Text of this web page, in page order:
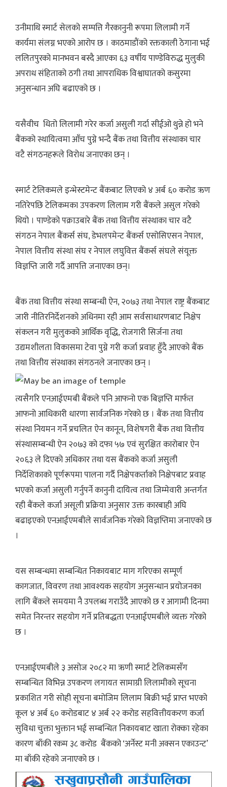
उनीमाथि स्मार्ट सेलको सम्पत्ति गैरकानुनी रूपमा लिलामी गर्ने
कार्यमा संलग्न भएको आरोप छ । काठमाडौंको रक्तकाली ठेगाना भई
ललितपुरको मानभवन बस्दै आएका ६३ वर्षीय पाण्डेविरुद्ध मुलुकी
अपराध संहिताको ठगी तथा आपराधिक विश्वाघातको कसुरमा
अनुसन्धान अघि बढाएको छ ।
यसैवीच धितो लिलामी गरेर कर्जा असुली गर्दा सीईओ थुन्ने हो भने
बैंकको स्थायित्वमा आँच पुग्ने भन्दै बैंक तथा वित्तीय संस्थाका चार
वटै संगठनहरूले विरोध जनाएका छन् ।
स्मार्ट टेलिकमले इन्भेस्टमेन्ट बैंकबाट लिएको ४ अर्ब ६० करोड ऋण
नतिरेपछि टेलिकमका उपकरण लिलाम गरी बैंकले असुल गरेको
थियो । पाण्डेको पक्राउबारे बैंक तथा वित्तीय संस्थाका चार वटै
संगठन नेपाल बैंकर्स संघ, डेभलपमेन्ट बैंकर्स एसोसिएसन नेपाल,
नेपाल वित्तीय संस्था संघ र नेपाल लघुवित्त बैंकर्स संघले संयूक्त
विज्ञप्ति जारी गर्दै आपत्ति जनाएका छन्।
बैंक तथा वित्तीय संस्था सम्बन्धी ऐन, २०७३ तथा नेपाल राष्ट्र बैंकबाट
जारी नीतिरनिर्देशनको अधिनमा रही आम सर्वसाधारणबाट निक्षेप
संकलन गरी मुलुकको आर्थिक वृद्धि, रोजगारी सिर्जना तथा
उद्यमशीलता विकासमा टेवा पुग्ने गरी कर्जा प्रवाह हुँदै आएको बैंक
तथा वित्तीय संस्थाका संगठनले जनाएका छन् ।
त्यसैगरि एनआईएमबी बैंकले पनि आफनो एक बिज्ञप्ति मार्फत
आफनो आधिकारी धारणा सार्वजनिक गरेको छ । बैंक तथा वित्तीय
संस्था नियमन गर्ने प्रचलित ऐन कानून, विशेषगरी बैंक तथा वित्तीय
संस्थासम्बन्धी ऐन २०७३ को दफा ५७ एवं सुरक्षित कारोबार ऐन
२०६३ ले दिएको अधिकार तथा यस बैंकको कर्जा असुली
निर्देशिकाको पूर्णरूपमा पालना गर्दै निक्षेपकर्ताको निक्षेपबाट प्रवाह
भएको कर्जा असुली गर्नुपर्ने कानुनी दायित्व तथा जिम्मेवारी अन्तर्गत
रही बैंकले कर्जा असूली प्रक्रिया अनुसार उक्त कारबाही अघि
बढाइएको एनआईएमबीले सार्वजनिक गरेको विज्ञप्तिमा जनाएको छ
।
यस सम्बन्धमा सम्बन्धित निकायबाट माग गरिएका सम्पूर्ण
कागजात, विवरण तथा आवश्यक सहयोग अनुसन्धान प्रयोजनका
लागि बैंकले समयमा नै उपलब्ध गराउँदै आएको छ र आगामी दिनमा
समेत निरन्तर सहयोग गर्ने प्रतिबद्धता एनआईएमबीले व्यक्त गरेको
छ ।
एनआईएमबीले ३ असोज २०८२ मा ऋणी स्मार्ट टेलिकमसँग
सम्बन्धित विभिन्न उपकरण लगायत सामाग्री लिलामीको सूचना
प्रकाशित गरी सोही सूचना बमोजिम लिलाम बिक्री भई प्राप्त भएको
कूल ४ अर्ब ६० करोडबाट ४ अर्ब २२ करोड सहवित्तीयकरण कर्जा
सुविधा चुक्ता भुक्तान भई सम्बन्धित निकायबाट खाता रोक्का रहेका
कारण बाँकी रकम ३८ करोड बैंकको ‘अर्नेस्ट मनी अक्सन एकाउन्ट’
मा बाँकी रहेको जनाएको छ ।